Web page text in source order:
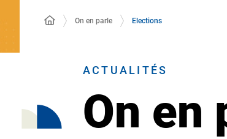
On en parle Elections
ACTUALITÉS
On en